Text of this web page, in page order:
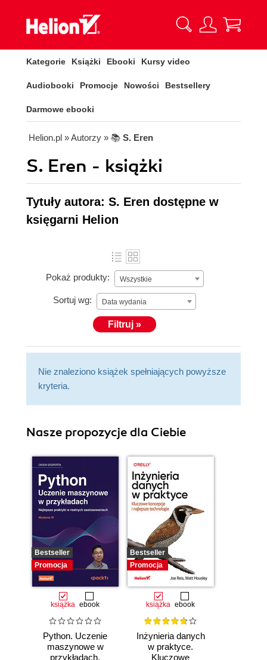
Kategorie Książki Ebooki Kursy video
Audiobooki Promocje Nowości Bestsellery
Darmowe ebooki
Helion.pl » Autorzy » 📚 S. Eren
S. Eren - książki
Tytuły autora: S. Eren dostępne w
księgarni Helion
Pokaż produkty: Wszystkie
Sortuj wg: Data wydania
Filtruj »
Nie znaleziono książek spełniających powyższe
kryteria.
Nasze propozycje dla Ciebie
Bestseller
Promocja
książka ebook
Python. Uczenie
maszynowe w
przykładach.
Bestseller
Promocja
książka ebook
Inżynieria danych
w praktyce.
Kluczowe